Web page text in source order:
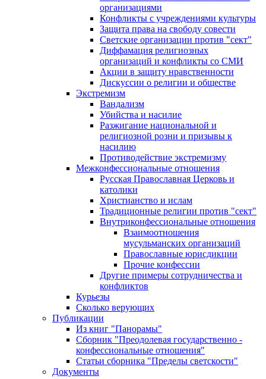
организациями
Конфликты с учреждениями культуры
Защита права на свободу совести
Светские организации против "сект"
Диффамация религиозных
организаций и конфликты со СМИ
Акции в защиту нравственности
Дискуссии о религии и обществе
Экстремизм
Вандализм
Убийства и насилие
Разжигание национальной и
религиозной розни и призывы к
насилию
Противодействие экстремизму
Межконфессиональные отношения
Русская Православная Церковь и
католики
Христианство и ислам
Традиционные религии против "сект"
Внутриконфессиональные отношения
Взаимоотношения
мусульманских организаций
Православные юрисдикции
Прочие конфессии
Другие примеры сотрудничества и
конфликтов
Курьезы
Сколько верующих
Публикации
Из книг "Панорамы"
Сборник "Преодолевая государственно -
конфессиональные отношения"
Статьи сборника "Пределы светскости"
Документы